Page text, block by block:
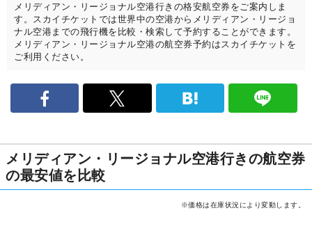
メリディアン・リージョナル空港行きの格安航空券をご案内しま
す。スカイチケットでは世界中の空港からメリディアン・リージョ
ナル空港までの飛行機を比較・検索して予約することができます。
メリディアン・リージョナル空港の航空券予約はスカイチケットを
ご利用ください。
メリディアン・リージョナル空港行きの航空券
の最安値を比較
※価格は在庫状況により変動します。